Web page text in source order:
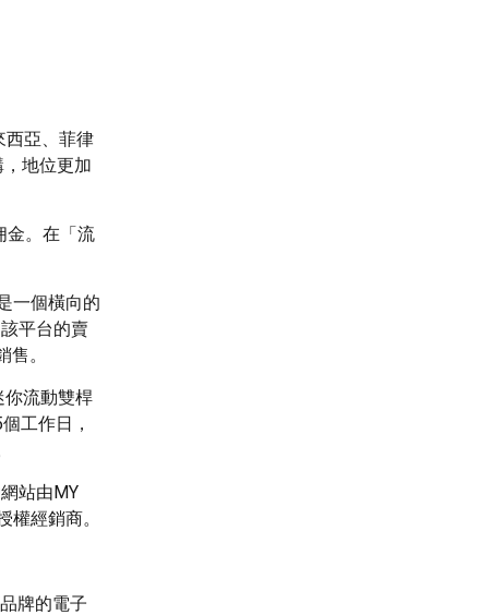
西亞、菲律
地位更加
金。在「流
一個橫向的
平台的賣
。
你流動雙桿
工作日，
站由MY
經銷商。
牌的電子